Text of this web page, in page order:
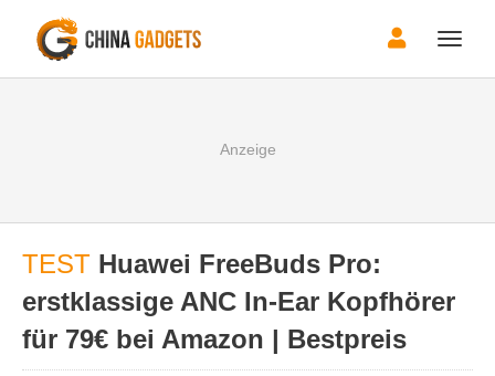
Toggle
TEST Huawei FreeBuds Pro:
erstklassige ANC In-Ear Kopfhörer
für 79€ bei Amazon | Bestpreis